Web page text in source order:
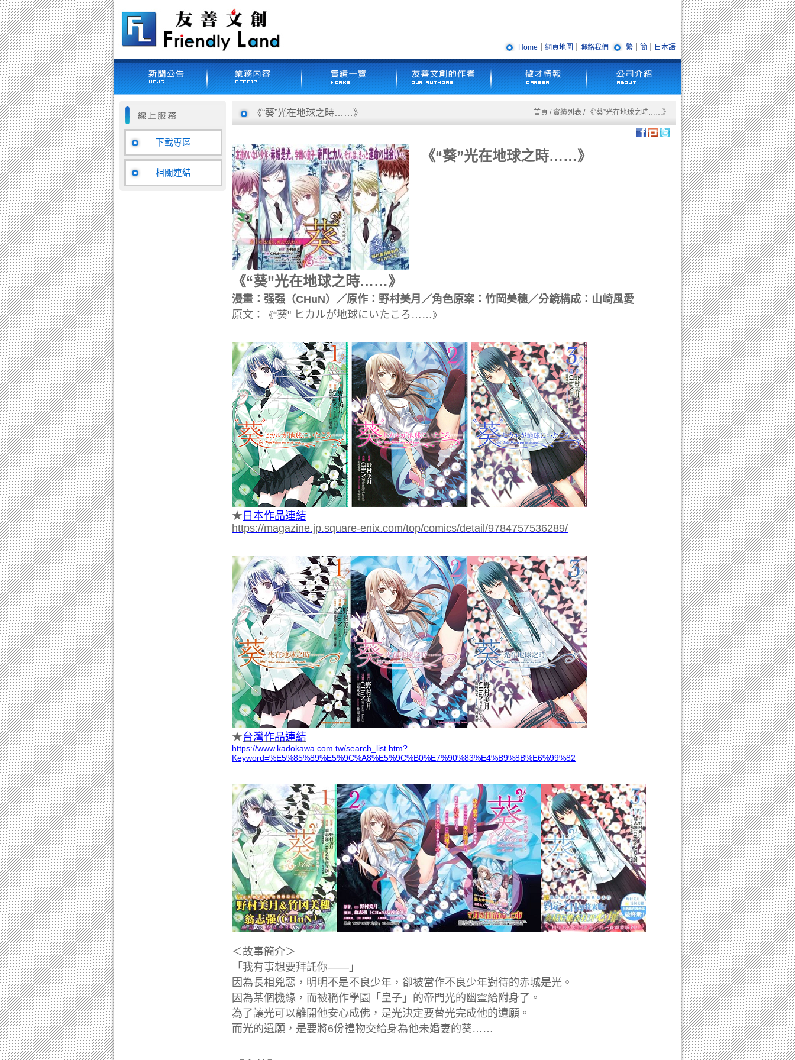
Home 網頁地圖 聯絡我們 繁 簡 日本語
下載專區
相關連結
《“葵”光在地球之時……》 首頁 /實績列表 / 《“葵”光在地球之時……》
《“葵”光在地球之時……》
《“葵”光在地球之時……》
漫畫：强强（CHuN）／原作：野村美月 ／角色原案：竹岡美穗／分鏡構成：山崎風愛
原文：
《“葵" ヒカルが地球にいたころ……》
★ 日本作品連結
https://magazine.jp.square-enix.com/top/comics/detail/9784757536289/
★台灣作品連結
https://www.kadokawa.com.tw/search_list.htm?
Keyword=%E5%85%89%E5%9C%A8%E5%9C%B0%E7%90%83%E4%B9%8B%E6%99%82
＜故事簡介＞
「我有事想要拜託你——」
因為長相兇惡，明明不是不良少年，卻被當作不良少年對待的赤城是光。
因為某個機緣，而被稱作學園「皇子」的帝門光的幽靈給附身了。
為了讓光可以離開他安心成佛，是光決定要替光完成他的遺願。
而光的遺願，是要將6份禮物交給身為他未婚妻的葵……